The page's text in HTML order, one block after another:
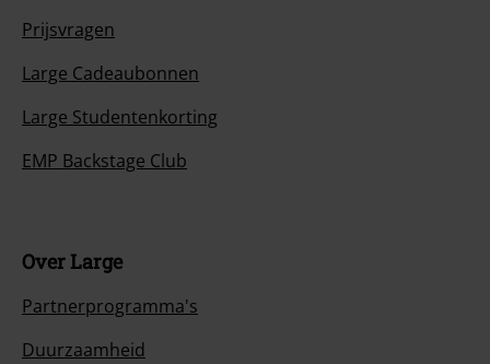
Prijsvragen
Large Cadeaubonnen
Large Studentenkorting
EMP Backstage Club
Over Large
Partnerprogramma's
Duurzaamheid